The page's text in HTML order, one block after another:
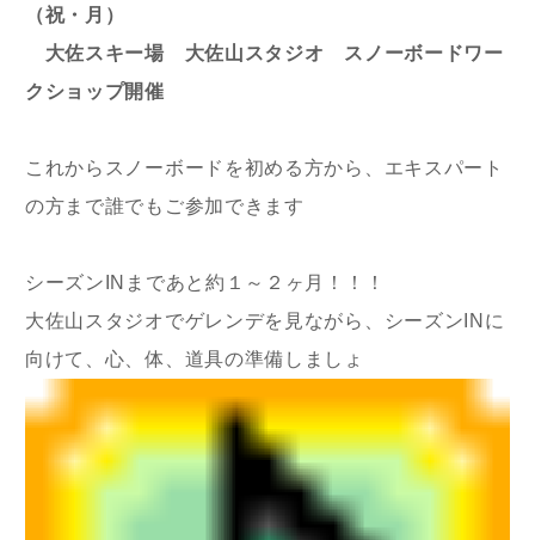
（祝・月）
大佐スキー場 大佐山スタジオ スノーボードワー
クショップ開催
これからスノーボードを初める方から、エキスパート
の方まで誰でもご参加できます
シーズンINまであと約１～２ヶ月！！！
大佐山スタジオでゲレンデを見ながら、シーズンINに
向けて、心、体、道具の準備しましょ